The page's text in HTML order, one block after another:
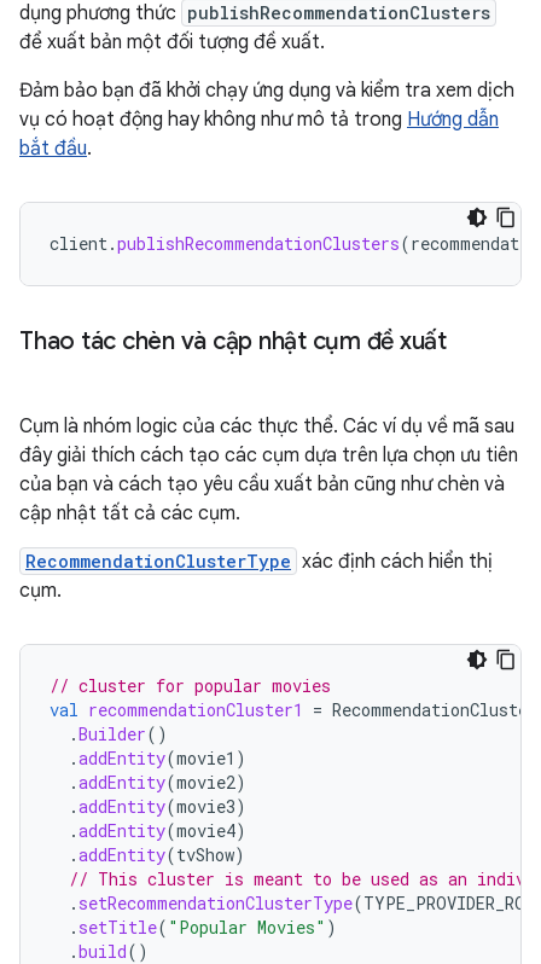
dụng phương thức publishRecommendationClusters
để xuất bản một đối tượng đề xuất.
Đảm bảo bạn đã khởi chạy ứng dụng và kiểm tra xem dịch
vụ có hoạt động hay không như mô tả trong Hướng dẫn
bắt đầu.
client.publishRecommendationClusters(
Thao tác chèn và cập nhật cụm đề xuất
Cụm là nhóm logic của các thực thể. Các ví dụ về mã sau
đây giải thích cách tạo các cụm dựa trên lựa chọn ưu tiên
của bạn và cách tạo yêu cầu xuất bản cũng như chèn và
cập nhật tất cả các cụm.
RecommendationClusterType xác định cách hiển thị
cụm.
// cluster for popular movies
val recommendationCluster1 = RecommendationCluster
.Builder()
.addEntity(movie1 )
.addEntity(movie2)
.addEntity(movie3)
.addEntity(movie4)
.addEntity(tvShow)
// This cluster is meant to be used as an
. setRecommendationClusterType(TYPE_PROVIDER_ROW
. setTitle( "Popular Movies" )
.build()